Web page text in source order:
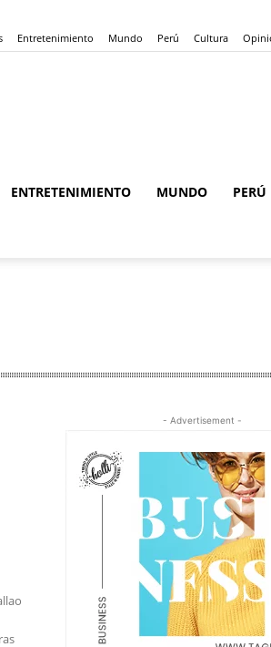
Entretenimiento Mundo Perú Cultura
ENTRETENIMIENTO MUNDO PERÚ
- Advertisement -